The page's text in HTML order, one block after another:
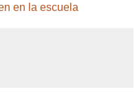
en la escuela